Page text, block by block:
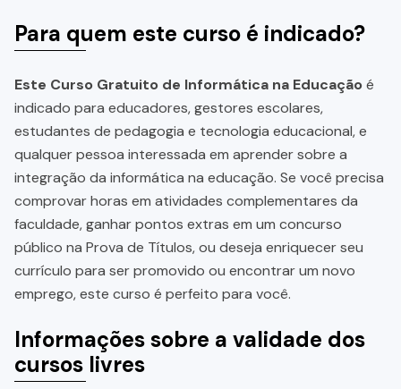
Para quem este curso é indicado?
Este Curso Gratuito de Informática na Educaçãoé
indicado para educadores, gestores escolares,
estudantes de pedagogia e tecnologia educacional, e
qualquer pessoa interessada em aprender sobre a
integração da informática na educação. Se você precisa
comprovar horas em atividades complementares da
faculdade, ganhar pontos extras em um concurso
público na Prova de Títulos, ou deseja enriquecer seu
currículo para ser promovido ou encontrar um novo
emprego, este curso é perfeito para você.
Informações sobre a validade dos
cursos livres